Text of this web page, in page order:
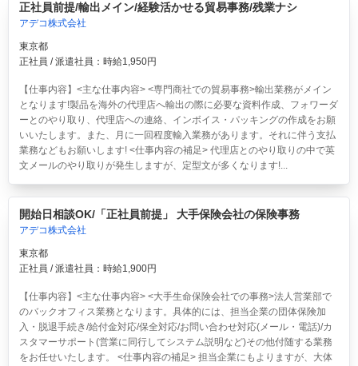
正社員前提/輸出メイン/経験活かせる貿易事務/残業ナシ
アデコ株式会社
東京都
正社員 / 派遣社員：時給1,950円
【仕事内容】<主な仕事内容> <専門商社での貿易事務>輸出業務がメイン
となります!製品を海外の代理店へ輸出の際に必要な資料作成、フォワーダ
ーとのやり取り、代理店への連絡、インボイス・パッキングの作成をお願
いいたします。また、月に一回程度輸入業務があります。それに伴う支払
業務などもお願いします! <仕事内容の補足> 代理店とのやり取りの中で英
文メールのやり取りが発生しますが、定型文が多くなります!...
開始日相談OK/「正社員前提」 大手保険会社の保険事務
アデコ株式会社
東京都
正社員 / 派遣社員：時給1,900円
【仕事内容】<主な仕事内容> <大手生命保険会社での事務>法人営業部で
のバックオフィス業務となります。具体的には、担当企業の団体保険加
入・脱退手続き/給付金対応/保全対応/お問い合わせ対応(メール・電話)/カ
スタマーサポート(営業に同行してシステム説明など)その他付随する業務
をお任せいたします。 <仕事内容の補足> 担当企業にもよりますが、大体